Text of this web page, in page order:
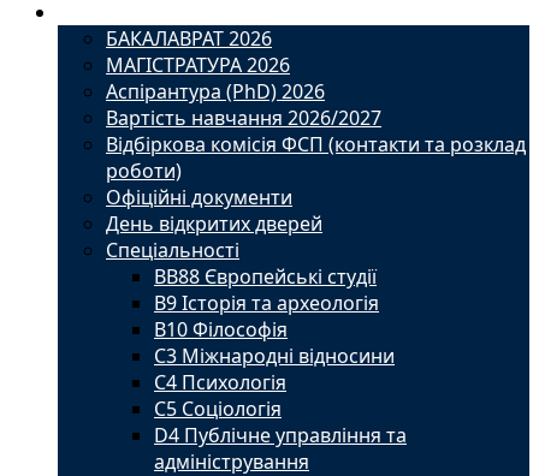
БАКАЛАВРАТ 2026
МАГІСТРАТУРА 2026
Аспірантура (PhD) 2026
Вартість навчання 2026/2027
Відбіркова комісія ФСП (контакти та розклад
роботи)
Офіційні документи
День відкритих дверей
Спеціальності
BВ88 Європейські студії
B9 Історія та археологія
B10 Філософія
C3 Міжнародні відносини
C4 Психологія
С5 Соціологія
D4 Публічне управління та
адміністрування